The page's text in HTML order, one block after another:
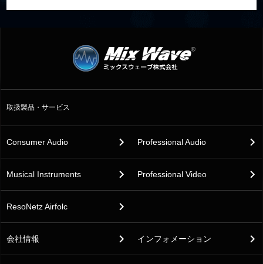
取扱製品・サービス
Consumer Audio Professional Audio
Musical Instruments Professional Video
ResoNetz Airfolc
会社情報 インフォメーション